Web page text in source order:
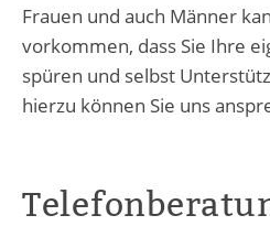
Frauen und auch Männer
vorkommen, dass Sie Ihre
spüren und selbst
hierzu können Sie uns